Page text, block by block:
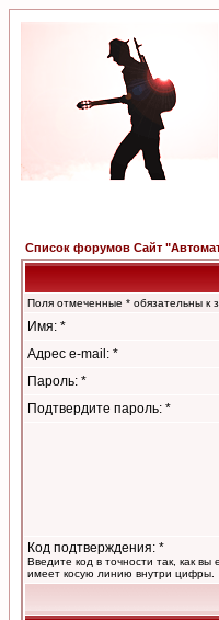
Список форумов Сайт
Поля отмеченные * обязательны к
Имя: *
Адрес e-mail: *
Пароль: *
Подтвердите пароль: *
Код подтверждения: *
Введите код в точности так, как
имеет косую линию внутри цифры.